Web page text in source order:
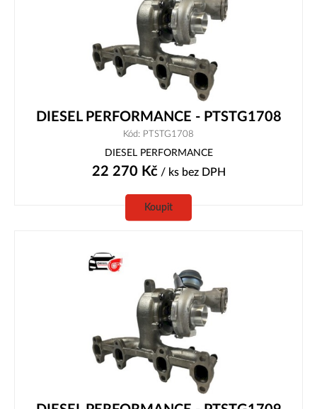
DIESEL PERFORMANCE - PTSTG1708
Kód: PTSTG1708
DIESEL PERFORMANCE
22 270 Kč/ ks bez DPH
Koupit